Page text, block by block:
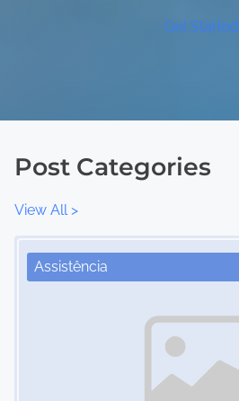
Get Started
Post Categories
View All >
Assistência